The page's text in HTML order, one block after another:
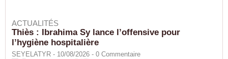
ACTUALITÉS
Thiès : Ibrahima Sy lance l’offensive pour
l’hygiène hospitalière
SEYELATYR - 10/08/2026 - 0 Commentaire